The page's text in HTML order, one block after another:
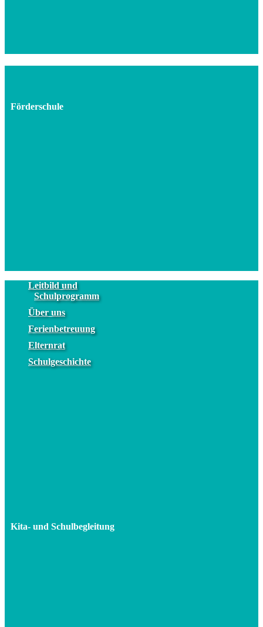
Förderschule
Leitbild und
Schulprogramm
Über uns
Ferienbetreuung
Elternrat
Schulgeschichte
Kita- und Schulbegleitung